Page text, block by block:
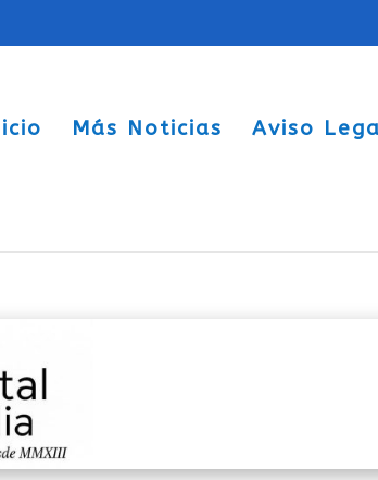
Más Noticias Aviso
el concierto más